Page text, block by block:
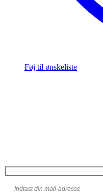
Føj til ønskeliste